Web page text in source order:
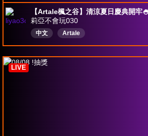
莉亞不會玩030
中文 Artale
LIVE